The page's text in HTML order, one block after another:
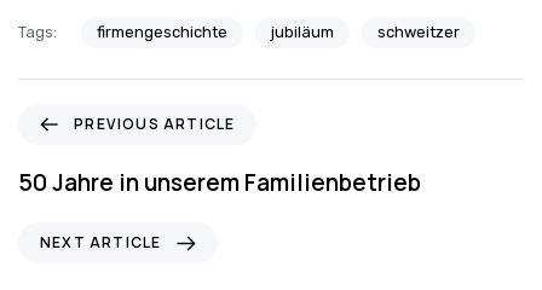
Tags: firmengeschichte jubiläum schweitzer
e
v
PREVIOUS ARTICLE
50 Jahre in unserem Familienbetrieb
NEXT ARTICLE